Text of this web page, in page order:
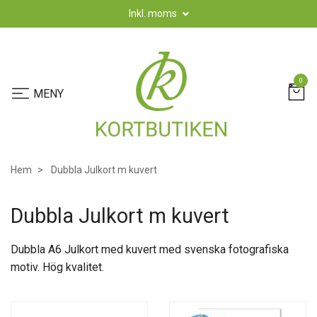
Inkl. moms
0
Hem Dubbla Julkort m kuvert
Dubbla Julkort m kuvert
Dubbla A6 Julkort med kuvert med svenska fotografiska
motiv. Hög kvalitet.